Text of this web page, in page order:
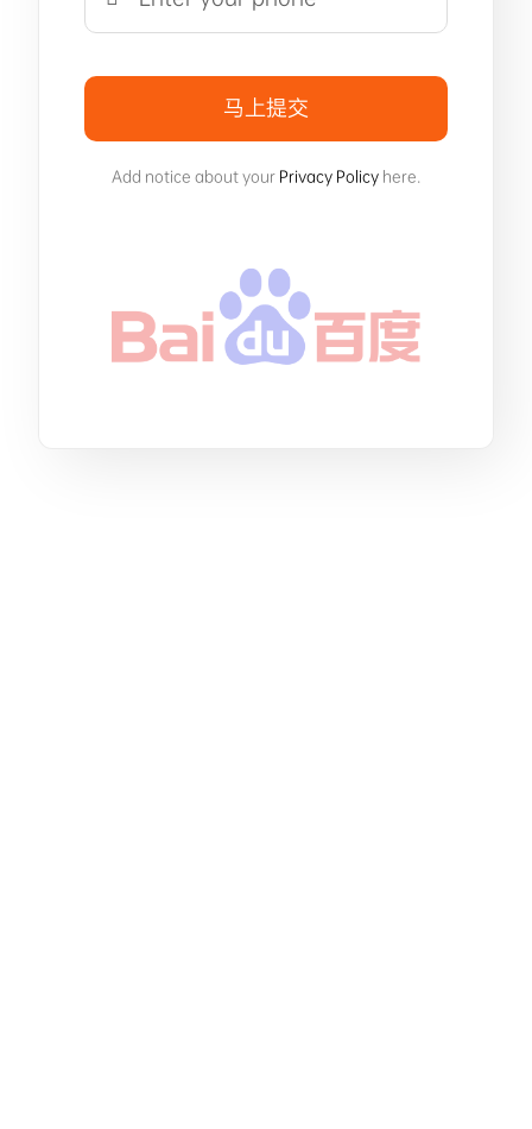
马上提交
Add notice about your Privacy Policy here.